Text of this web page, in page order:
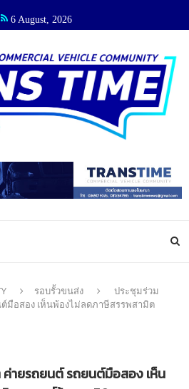
6 August, 2026
รอบรั้วขนส่ง
ประชุมร่วม
มือสอง เห็นพ้องไม่ลดภาษีสรรพสามิต
ค่ายรถยนต์ รถยนต์มือสอง เห็น